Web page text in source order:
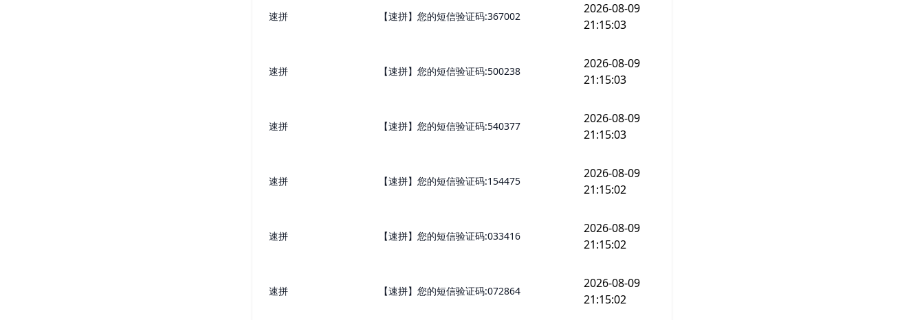
速拼 【速拼】您的短信验证码:367002
2026-08-09
21:15:03
速拼 【速拼】您的短信验证码:500238
2026-08-09
21:15:03
速拼 【速拼】您的短信验证码:540377
2026-08-09
21:15:03
速拼 【速拼】您的短信验证码:154475
2026-08-09
21:15:02
速拼 【速拼】您的短信验证码:033416
2026-08-09
21:15:02
速拼 【速拼】您的短信验证码:072864
2026-08-09
21:15:02